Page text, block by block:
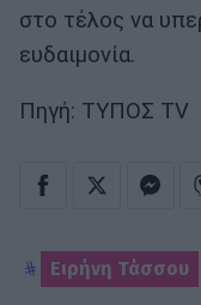
στο τέλος να
ευδαιμονία.
Πηγή: ΤΥΠΟΣ TV
Ειρήνη Τάσσου